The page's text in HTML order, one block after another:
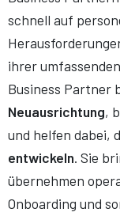
schnell auf
ihrer
Business Partner
Neuausrichtung,
und helfen dabei,
entwickeln. Sie
übernehmen
Onboarding und